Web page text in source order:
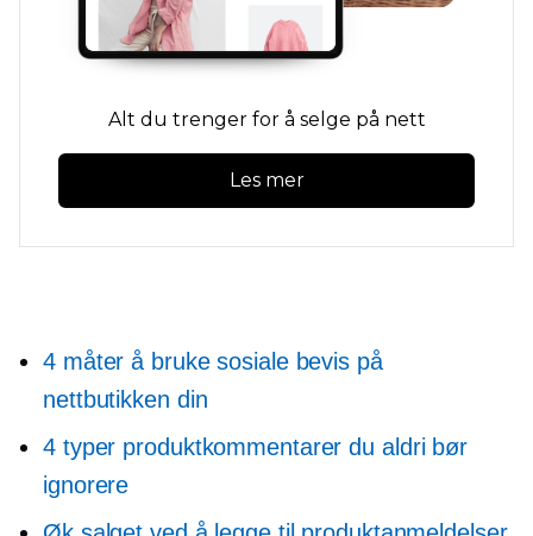
Alt du trenger for å selge på nett
Les mer
4 måter å bruke sosiale bevis på
nettbutikken din
4 typer produktkommentarer du aldri bør
ignorere